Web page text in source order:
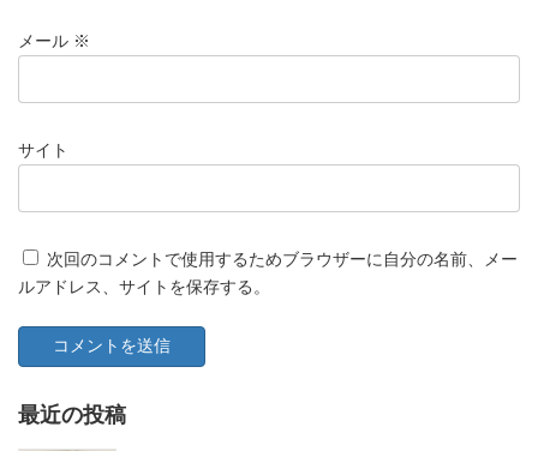
メール ※
サイト
次回のコメントで使用するためブラウザーに自分の名前、メー
ルアドレス、サイトを保存する。
最近の投稿